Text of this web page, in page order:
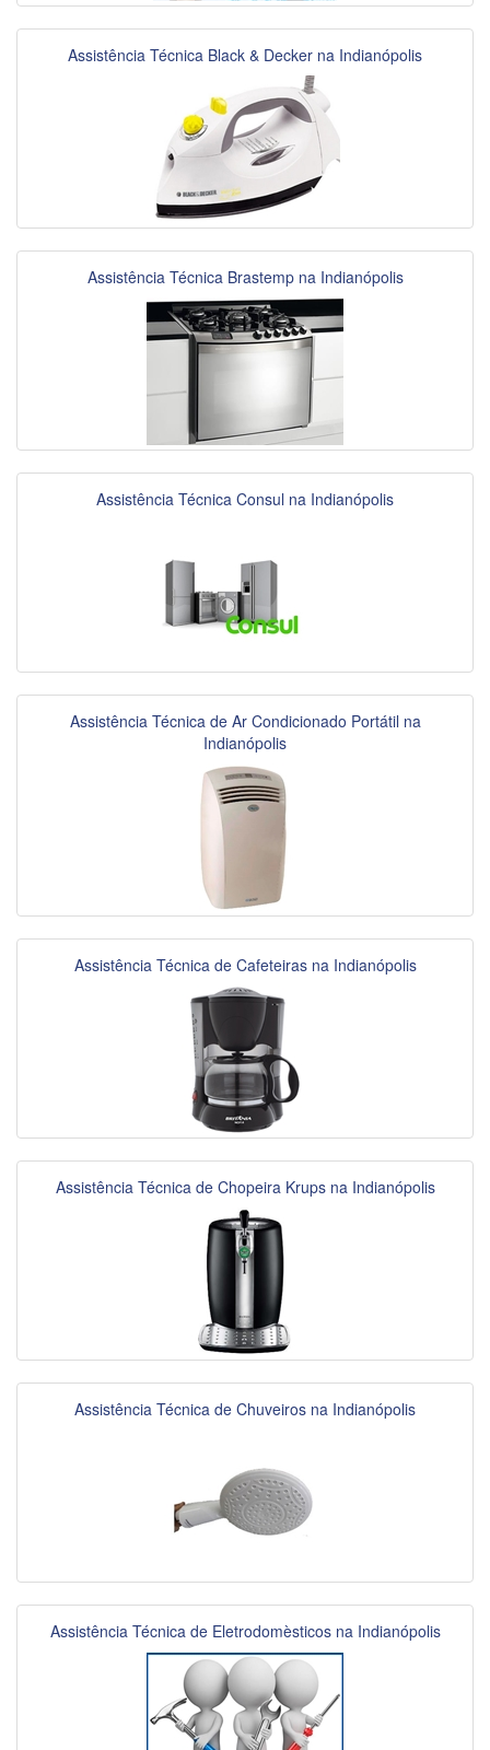
Assistência Técnica Black & Decker na Indianópolis
Assistência Técnica Brastemp na Indianópolis
Assistência Técnica Consul na Indianópolis
Assistência Técnica de Ar Condicionado Portátil na
Indianópolis
Assistência Técnica de Cafeteiras na Indianópolis
Assistência Técnica de Chopeira Krups na Indianópolis
Assistência Técnica de Chuveiros na Indianópolis
Assistência Técnica de Eletrodomèsticos na Indianópolis